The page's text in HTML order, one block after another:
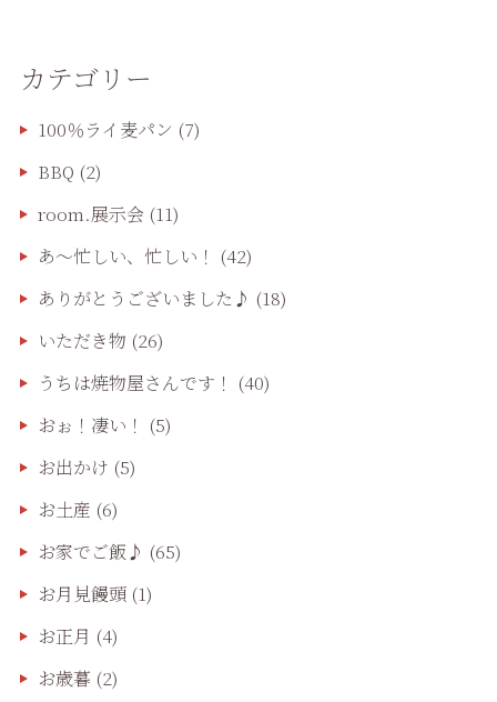
カテゴリー
100％ライ麦パン (7)
BBQ (2)
room.展示会(11)
あ〜忙しい、忙しい！ (42)
ありがとうございました♪ (18)
いただき物 (26)
うちは焼物屋さんです！ (40)
おぉ！凄い！ (5)
お出かけ (5)
お土産 (6)
お家でご飯♪ (65)
お月見饅頭(1)
お正月 (4)
お歳暮 (2)